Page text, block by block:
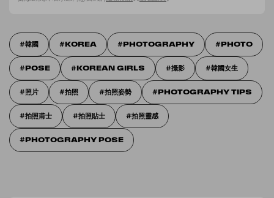
韓國 KOREA PHOTOGRAPHY PHOTO
POSE KOREAN GIRLS 攝影 韓國女生
照片 拍照 拍照姿勢 PHOTOGRAPHY TIPS
拍照甫士 拍照貼士 拍照靈感
PHOTOGRAPHY POSE